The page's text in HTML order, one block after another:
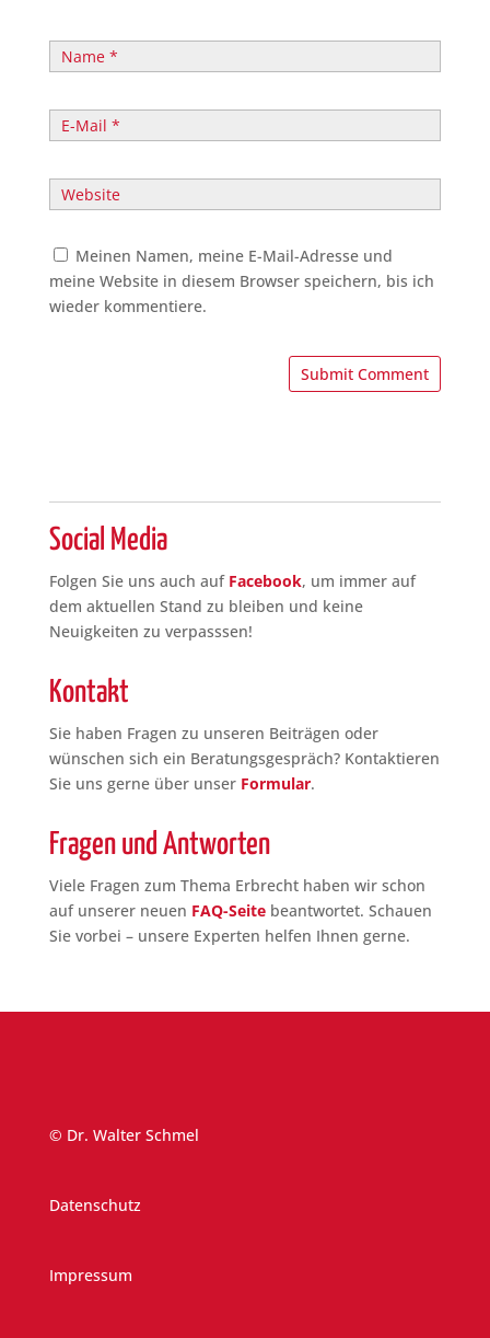
Meinen Namen, meine E-Mail-Adresse und
meine Website in diesem Browser speichern, bis ich
wieder kommentiere.
r
n
a
t
i
v
:
Social Media
Folgen Sie uns auch auf Facebook, um immer auf
dem aktuellen Stand zu bleiben und keine
Neuigkeiten zu verpasssen!
Kontakt
Sie haben Fragen zu unseren Beiträgen oder
wünschen sich ein Beratungsgespräch? Kontaktieren
Sie uns gerne über unser Formular.
Fragen und Antworten
Viele Fragen zum Thema Erbrecht haben wir schon
auf unserer neuen FAQ-Seitebeantwortet. Schauen
Sie vorbei – unsere Experten helfen Ihnen gerne.
© Dr. Walter Schmel
Datenschutz
Impressum